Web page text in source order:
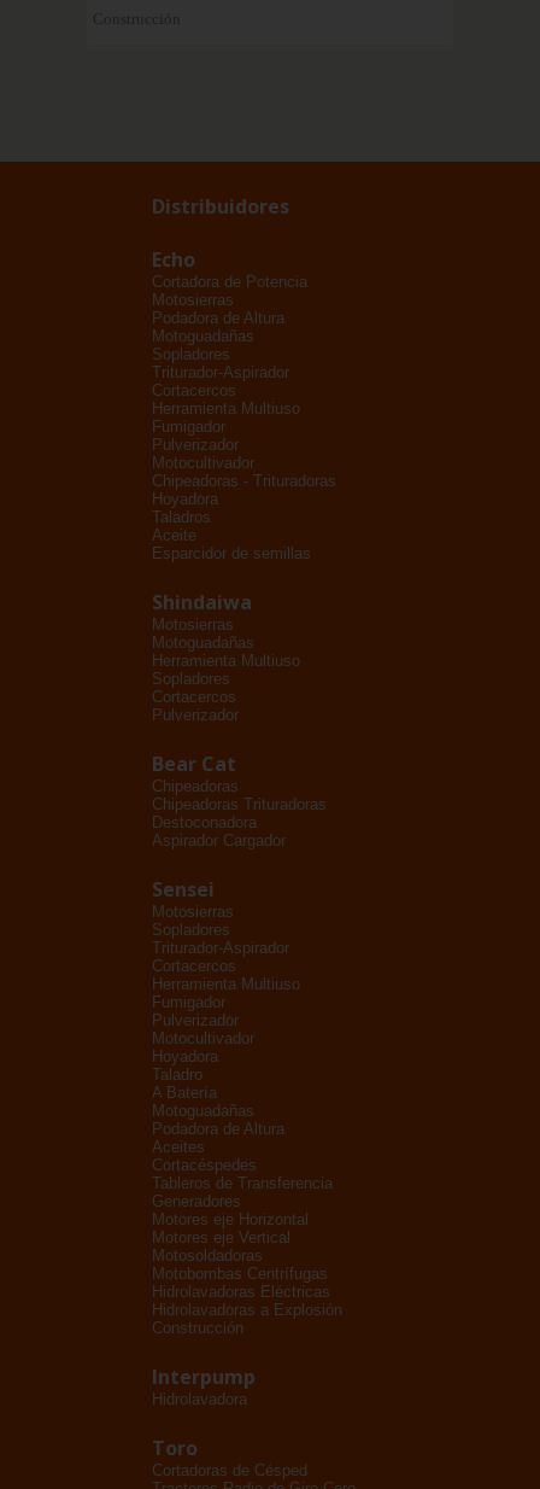
Construcción
Distribuidores
Echo
Cortadora de Potencia
Motosierras
Podadora de Altura
Motoguadañas
Sopladores
Triturador-Aspirador
Cortacercos
Herramienta Multiuso
Fumigador
Pulverizador
Motocultivador
Chipeadoras - Trituradoras
Hoyadora
Taladros
Aceite
Esparcidor de semillas
Shindaiwa
Motosierras
Motoguadañas
Herramienta Multiuso
Sopladores
Cortacercos
Pulverizador
Bear Cat
Chipeadoras
Chipeadoras Trituradoras
Destoconadora
Aspirador Cargador
Sensei
Motosierras
Sopladores
Triturador-Aspirador
Cortacercos
Herramienta Multiuso
Fumigador
Pulverizador
Motocultivador
Hoyadora
Taladro
A Batería
Motoguadañas
Podadora de Altura
Aceites
Cortacéspedes
Tableros de Transferencia
Generadores
Motores eje Horizontal
Motores eje Vertical
Motosoldadoras
Motobombas Centrífugas
Hidrolavadoras Eléctricas
Hidrolavadoras a Explosión
Construcción
Interpump
Hidrolavadora
Toro
Cortadoras de Césped